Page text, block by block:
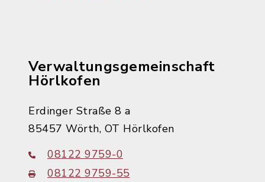
Verwaltungsgemeinschaft
Hörlkofen
Erdinger Straße 8 a
85457 Wörth, OT Hörlkofen
08122 9759-0
08122 9759-55